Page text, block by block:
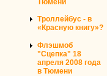
Троллейбус - в
«Красную книгу»?
Флэшмоб
"Сцепка" 18
апреля 2008 года
в Тюмени